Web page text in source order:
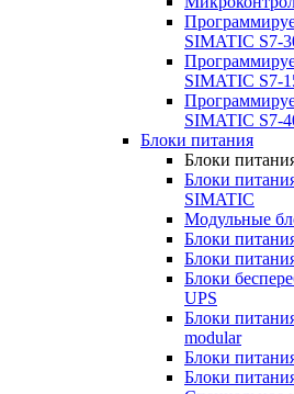
SIMATIC S7-
SIMATIC S7-
SIMATIC S7-
Блоки питания
Блоки
Блоки
SIMATIC
Модульные
Блоки
Блоки
Блоки
UPS
Блоки
modular
Блоки
Блоки